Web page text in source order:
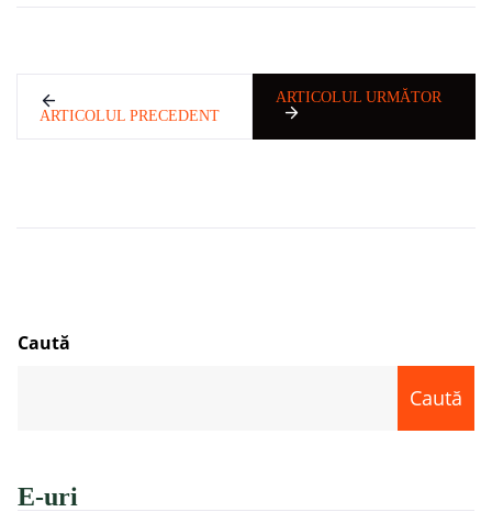
ARTICOLUL PRECEDENT
ARTICOLUL URMĂTOR
Caută
Caută
E-uri